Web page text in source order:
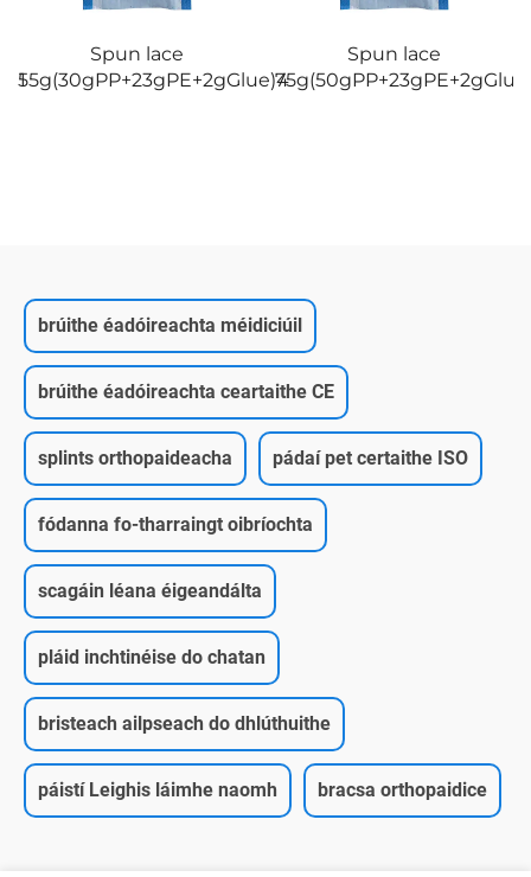
Spun lace
55g(30gPP+23gPE+2gGlue)4
Spun lace
brúithe éadóireachta méidiciúil
brúithe éadóireachta ceartaithe CE
splints orthopaideacha pádaí pet certaithe ISO
fódanna fo-tharraingt oibríochta
scagáin léana éigeandálta
pláid inchtinéise do chatan
bristeach ailpseach do dhlúthuithe
páistí Leighis láimhe naomh bracsa orthopaidice